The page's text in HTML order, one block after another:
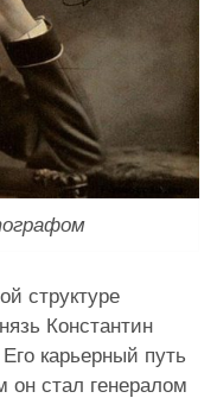
структуре
Константин
карьерный путь
он стал генералом